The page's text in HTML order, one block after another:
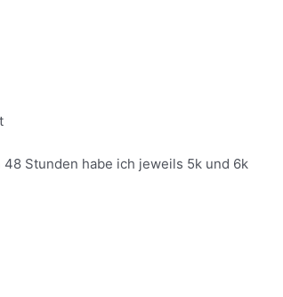
Stunden habe ich jeweils 5k und 6k